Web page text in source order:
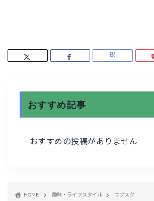
おすすめ記事
おすすめの投稿がありません
HOME 趣味・ライフスタイル
サブスク